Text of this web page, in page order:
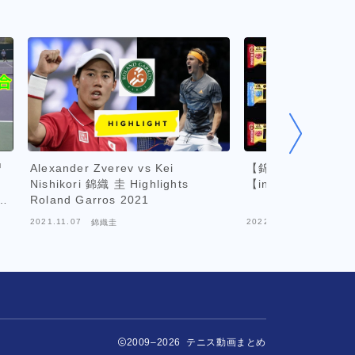
Alexander Zverev vs Kei
Nishikori 錦織 圭 Highlights
Roland Garros 2021
2021.11.07 錦織圭
【錦織圭】タンパ
【inバープロテイ
2022.03.08
2009–2026 テニス動画まとめ